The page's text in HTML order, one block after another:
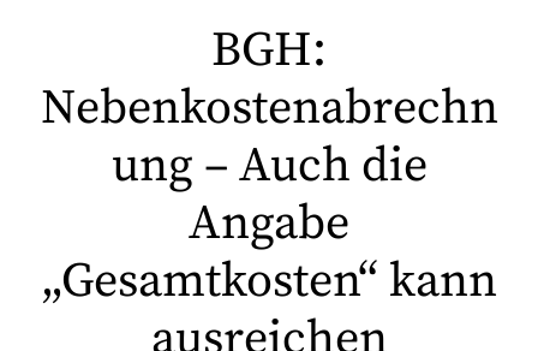
BGH:
Nebenkostenabrechn
ung – Auch die
Angabe
„Gesamtkosten“ kann
ausreichen